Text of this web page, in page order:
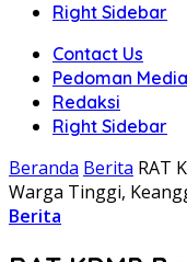
Right Sidebar
Contact Us
Pedoman
Redaksi
Right Sidebar
Beranda Berita RAT
Warga Tinggi,
Berita